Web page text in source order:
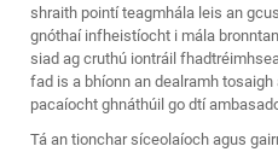
shraith pointí teagmhála leis an
gnóthaí infheistíocht i mála
siad ag cruthú iontráil
fad is a bhíonn an dealramh
pacaíocht ghnáthúil go dtí
Tá an tionchar síceolaíoch agus